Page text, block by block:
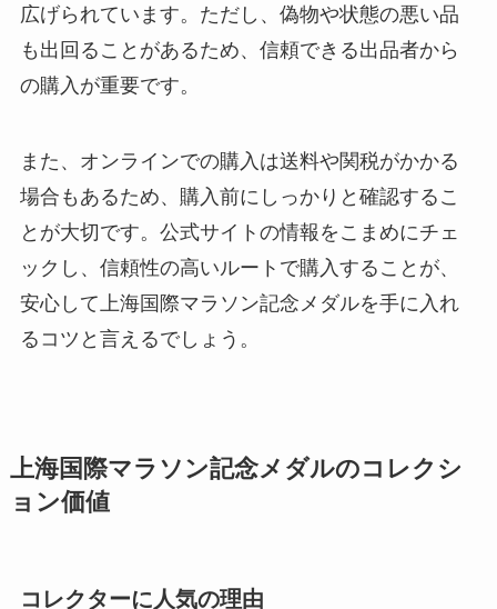
広げられています。ただし、偽物や状態の悪い品
も出回ることがあるため、信頼できる出品者から
の購入が重要です。
また、オンラインでの購入は送料や関税がかかる
場合もあるため、購入前にしっかりと確認するこ
とが大切です。公式サイトの情報をこまめにチェ
ックし、信頼性の高いルートで購入することが、
安心して上海国際マラソン記念メダルを手に入れ
るコツと言えるでしょう。
上海国際マラソン記念メダルのコレクシ
ョン価値
コレクターに人気の理由